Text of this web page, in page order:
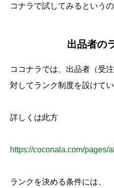
コナラで試してみるという
出品者の
ココナラでは、出品者（受
対してランク制度を設けてい
詳しくは此方
https://coconala.com/pages/
ランクを決める条件には、